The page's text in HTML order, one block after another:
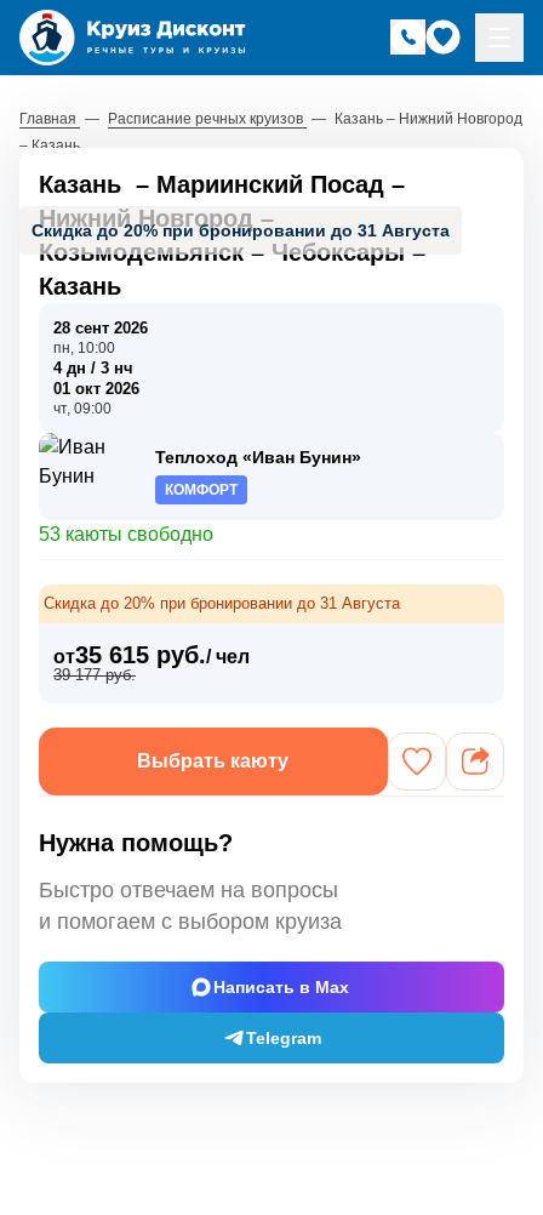
Главная — Расписание речных круизов — Казань – Нижний Новгород
– Казань
Скидка до 20% при бронировании до 31 Августа
Казань – Мариинский Посад –
Нижний Новгород –
Козьмодемьянск – Чебоксары –
Казань
28 сент 2026
пн, 10:00
4 дн / 3 нч
01 окт 2026
чт, 09:00
Теплоход «Иван Бунин»
КОМФОРТ
53 каюты свободно
Скидка до 20% при бронировании до 31 Августа
от35 615 руб./ чел
39 177 руб.
Выбрать каюту
Нужна помощь?
Быстро отвечаем на вопросы
и помогаем с выбором круиза
Написать в Max
Telegram